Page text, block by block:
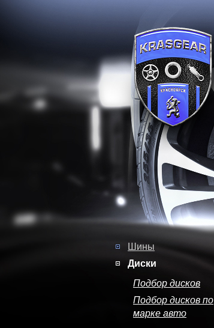
Шины
Диски
Подбор дисков
Подбор дисков по
марке авто